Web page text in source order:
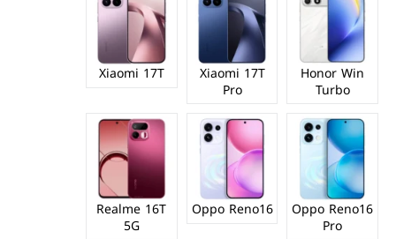
Honor Win
Turbo
Xiaomi 17T
Pro
Xiaomi 17T
Oppo Reno16
Pro
Oppo Reno16
Realme 16T
5G